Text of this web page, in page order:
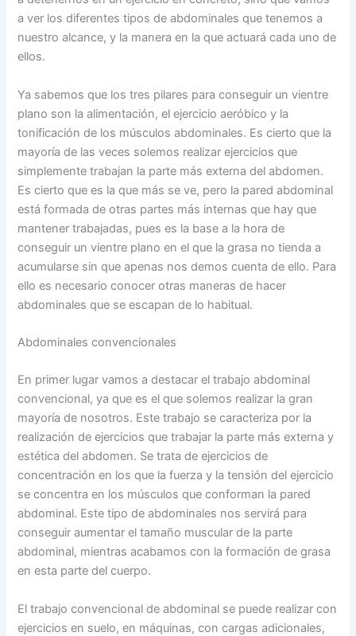
a ver los diferentes tipos de abdominales que tenemos a
nuestro alcance, y la manera en la que actuará cada uno de
ellos.
Ya sabemos que los tres pilares para conseguir un vientre
plano son la alimentación, el ejercicio aeróbico y la
tonificación de los músculos abdominales. Es cierto que la
mayoría de las veces solemos realizar ejercicios que
simplemente trabajan la parte más externa del abdomen.
Es cierto que es la que más se ve, pero la pared abdominal
está formada de otras partes más internas que hay que
mantener trabajadas, pues es la base a la hora de
conseguir un vientre plano en el que la grasa no tienda a
acumularse sin que apenas nos demos cuenta de ello. Para
ello es necesario conocer otras maneras de hacer
abdominales que se escapan de lo habitual.
Abdominales convencionales
En primer lugar vamos a destacar el trabajo abdominal
convencional, ya que es el que solemos realizar la gran
mayoría de nosotros. Este trabajo se caracteriza por la
realización de ejercicios que trabajar la parte más externa y
estética del abdomen. Se trata de ejercicios de
concentración en los que la fuerza y la tensión del ejercicio
se concentra en los músculos que conforman la pared
abdominal. Este tipo de abdominales nos servirá para
conseguir aumentar el tamaño muscular de la parte
abdominal, mientras acabamos con la formación de grasa
en esta parte del cuerpo.
El trabajo convencional de abdominal se puede realizar con
ejercicios en suelo, en máquinas, con cargas adicionales,